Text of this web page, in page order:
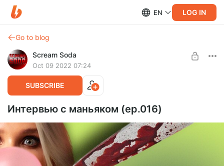
EN LOG IN
Go to blog
Scream Soda
Oct 09 2022 07:24
SUBSCRIBE
Интервью с маньяком (ep.016)